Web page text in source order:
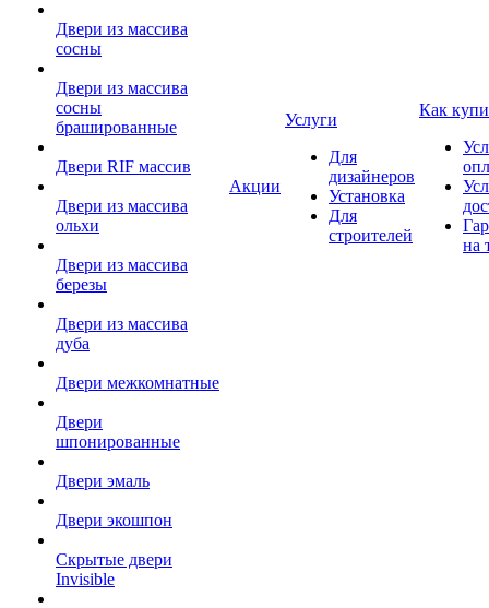
Двери из массива
сосны
Двери из массива
сосны
брашированные
Двери RIF массив
Двери из массива
ольхи
Двери из массива
березы
Двери из массива
дуба
Двери межкомнатные
Двери
шпонированные
Двери эмаль
Двери экошпон
Скрытые двери
Invisible
Акции
Услуги
Для
дизайнеров
Установка
Для
строителей
Как
на